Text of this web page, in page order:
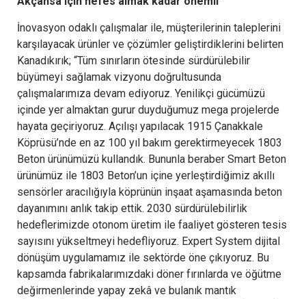
İnovasyon odaklı çalışmalar ile, müşterilerinin taleplerini
karşılayacak ürünler ve çözümler geliştirdiklerini belirten
Kanadıkırık; “Tüm sınırların ötesinde sürdürülebilir
büyümeyi sağlamak vizyonu doğrultusunda
çalışmalarımıza devam ediyoruz. Yenilikçi gücümüzü
içinde yer almaktan gurur duyduğumuz mega projelerde
hayata geçiriyoruz. Açılışı yapılacak 1915 Çanakkale
Köprüsü’nde en az 100 yıl bakım gerektirmeyecek 1803
Beton ürünümüzü kullandık. Bununla beraber Smart Beton
ürünümüz ile 1803 Beton’un içine yerleştirdiğimiz akıllı
sensörler aracılığıyla köprünün inşaat aşamasında beton
dayanımını anlık takip ettik. 2030 sürdürülebilirlik
hedeflerimizde otonom üretim ile faaliyet gösteren tesis
sayısını yükseltmeyi hedefliyoruz. Expert System dijital
dönüşüm uygulamamız ile sektörde öne çıkıyoruz. Bu
kapsamda fabrikalarımızdaki döner fırınlarda ve öğütme
değirmenlerinde yapay zekâ ve bulanık mantık